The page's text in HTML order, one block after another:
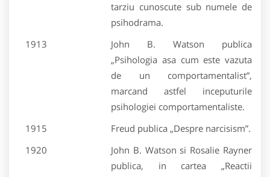
tarziu cunoscute sub numele de
psihodrama.
1913
John B. Watson publica
„Psihologia asa cum este vazuta
de un comportamentalist”,
marcand astfel inceputurile
psihologiei comportamentaliste.
1915
Freud publica „Despre narcisism”.
1920
John B. Watson si Rosalie Rayner
publica, in cartea „Reactii